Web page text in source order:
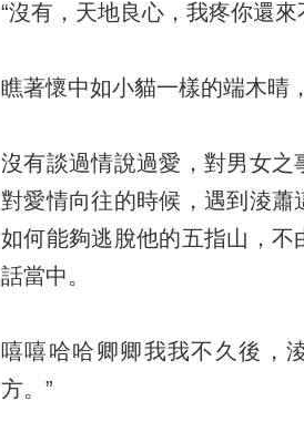
“沒有，天地良心，我疼你還
瞧著懷中如小貓一樣的端木晴
沒有談過情說過愛，對男女
對愛情向往的時候，遇到淩
如何能夠逃脫他的五指山，
話當中。
嘻嘻哈哈卿卿我我不久後，
方。”